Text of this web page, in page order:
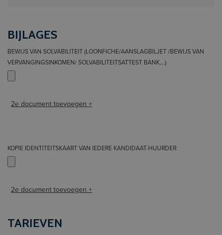
BIJLAGES
BEWIJS VAN SOLVABILITEIT (LOONFICHE/AANSLAGBILJET /BEWIJS VAN
VERVANGINGSINKOMEN/ SOLVABILITEITSATTEST BANK,…)
2e document toevoegen +
KOPIE IDENTITEITSKAART VAN IEDERE KANDIDAAT-HUURDER
2e document toevoegen +
TARIEVEN